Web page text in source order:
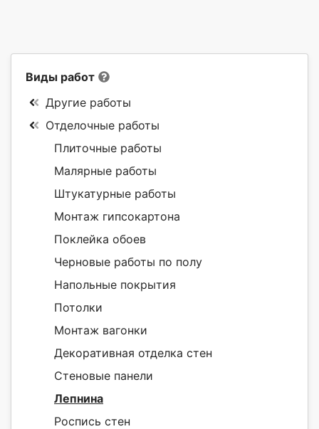
Виды работ
Другие работы
Отделочные работы
Плиточные работы
Малярные работы
Штукатурные работы
Монтаж гипсокартона
Поклейка обоев
Черновые работы по полу
Напольные покрытия
Потолки
Монтаж вагонки
Декоративная отделка стен
Стеновые панели
Лепнина
Роспись стен